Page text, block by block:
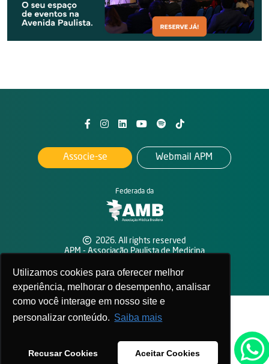
Utilizamos cookies para oferecer melhor
experiência, melhorar o desempenho, analisar
como você interage em nosso site e
personalizar conteúdo. Saiba mais
Recusar Cookies Aceitar Cookies
2026. All rights reserved
APM - Associação Paulista de Medicina
Federada da
Associe-se Webmail APM